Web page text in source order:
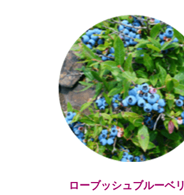
ローブッシュブルーベ